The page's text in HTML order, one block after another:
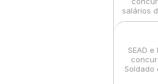
salários
SEAD
Soldado